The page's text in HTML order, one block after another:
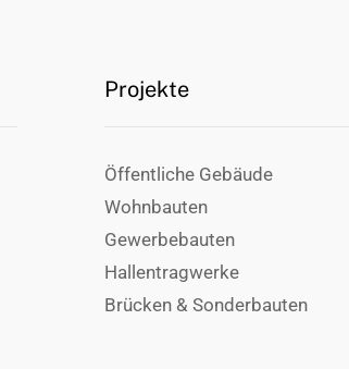
Projekte
Öffentliche Gebäude
Wohnbauten
Gewerbebauten
Hallentragwerke
Brücken & Sonderbauten